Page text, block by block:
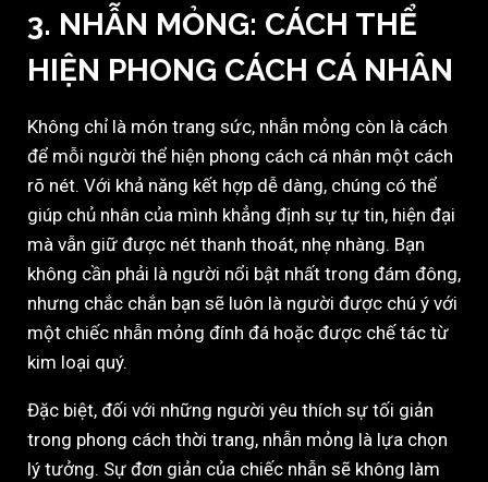
3. NHẪN MỎNG: CÁCH THỂ
HIỆN PHONG CÁCH CÁ NHÂN
Không chỉ là món trang sức, nhẫn mỏng còn là cách
để mỗi người thể hiện phong cách cá nhân một cách
rõ nét. Với khả năng kết hợp dễ dàng, chúng có thể
giúp chủ nhân của mình khẳng định sự tự tin, hiện đại
mà vẫn giữ được nét thanh thoát, nhẹ nhàng. Bạn
không cần phải là người nổi bật nhất trong đám đông,
nhưng chắc chắn bạn sẽ luôn là người được chú ý với
một chiếc nhẫn mỏng đính đá hoặc được chế tác từ
kim loại quý.
Đặc biệt, đối với những người yêu thích sự tối giản
trong phong cách thời trang, nhẫn mỏng là lựa chọn
lý tưởng. Sự đơn giản của chiếc nhẫn sẽ không làm